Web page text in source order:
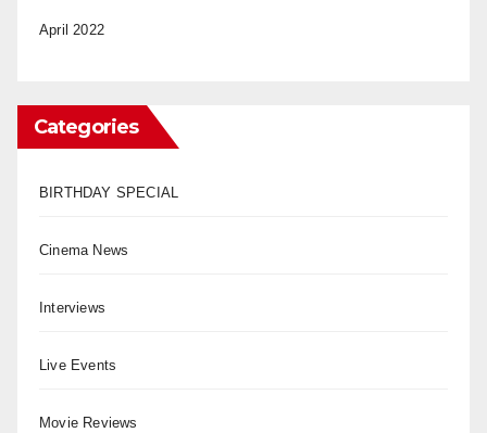
April 2022
Categories
BIRTHDAY SPECIAL
Cinema News
Interviews
Live Events
Movie Reviews